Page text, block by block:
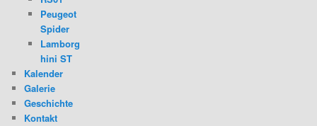
Peugeot
Spider
Lamborg
hini ST
Kalender
Galerie
Geschichte
Kontakt